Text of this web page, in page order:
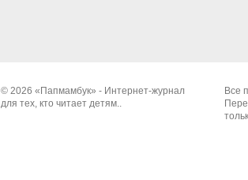
© 2026 «Папмамбук» - Интернет-журнал
для тех, кто читает детям..
Все